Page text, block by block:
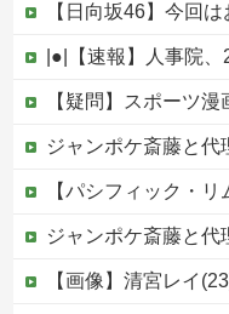
【日向坂46】今回はお手頃
|●|【速報】人事院、2年連続で国家
【疑問】スポーツ漫画で退部する奴が「
ジャンポケ斎藤と代理人のやりとり、「
【パシフィック・リム】
ジャンポケ斎藤と代理人のやりとり、「
【画像】清宮レイ(23)